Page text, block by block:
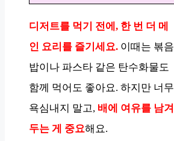
디저트를 먹기 전에, 한 번 더 메
인 요리를 즐기세요. 이때는 볶음
밥이나 파스타 같은 탄수화물도
함께 먹어도 좋아요. 하지만 너무
욕심내지 말고, 배에 여유를 남겨
두는 게 중요해요.